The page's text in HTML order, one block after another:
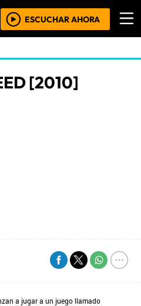
ESCUCHAR AHORA
[2010]
a jugar a un juego llamado